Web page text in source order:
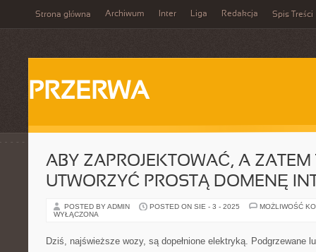
Strona główna Archiwum Inter Liga Redakcja Spis Treści
PRZERWA
ABY ZAPROJEKTOWAĆ, A ZATEM
UTWORZYĆ PROSTĄ DOMENĘ
POSTED BY ADMIN POSTED ON SIE - 3 - 2025
MOŻLIWOŚĆ
WYŁĄCZONA
Dziś, najświeższe wozy, są dopełnione elektryką. Podgrzewane